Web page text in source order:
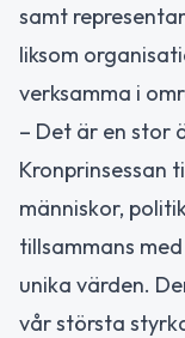
samt
liksom
verksamma i
– Det är en stor
Kronprinsessan
människor,
tillsammans
unika värden.
vår största